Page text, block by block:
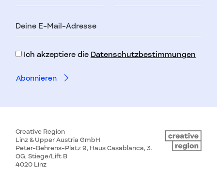
Mail-
Ich akzeptiere die Datenschutzbestimmungen
Creative Region
Linz & Upper Austria GmbH
Peter-Behrens-Platz 9, Haus Casablanca, 3.
OG, Stiege/Lift B
4020 Linz